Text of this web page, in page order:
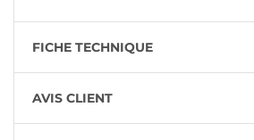
FICHE TECHNIQUE
AVIS CLIENT